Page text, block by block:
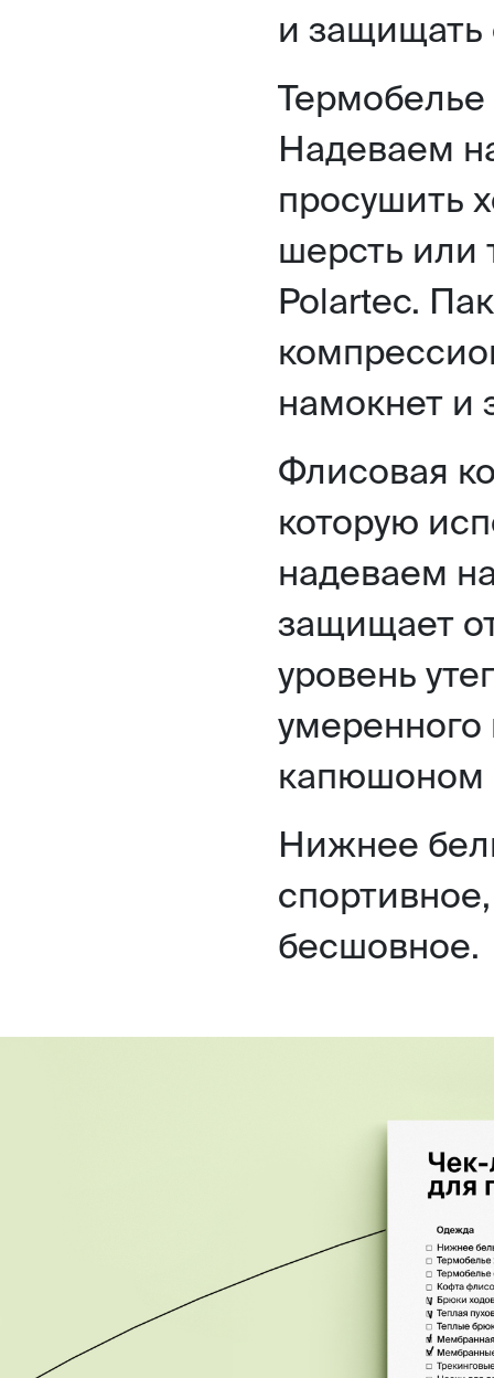
и защищать
Термобелье
Надеваем
просушить
шерсть или
Polartec.
намокнет и
Флисовая
которую
надеваем
защищает
уровень
умеренного
капюшоном
Нижнее
бесшовное.